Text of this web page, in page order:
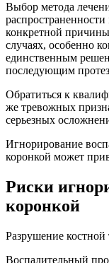
Выбор метода
конкретной
случаях, особенно
единственным
последующим
Обратиться к
же тревожных
серьезных
Игнорирование
коронкой может
Риски
коронкой
Разрушение костной
Воспалительный